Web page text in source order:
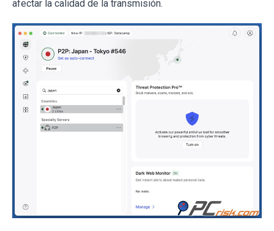
afectar la calidad de la transmisión.